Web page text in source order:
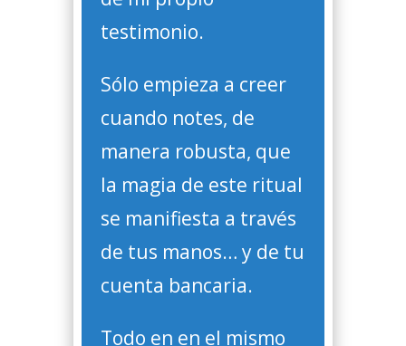
testimonio.
Sólo empieza a creer
cuando notes, de
manera robusta, que
la magia de este ritual
se manifiesta a través
de tus manos… y de tu
cuenta bancaria.
Todo en en el mismo